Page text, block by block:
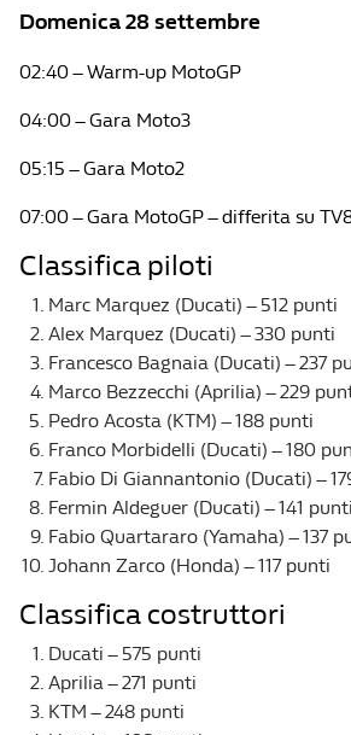
Domenica 28 settembre
02:40 – Warm-up MotoGP
04:00 – Gara Moto3
05:15 – Gara Moto2
07:00 – Gara MotoGP – differita su
Classifica piloti
Marc Marquez (Ducati) – 512 punti
Alex Marquez (Ducati) – 330 punti
Francesco Bagnaia (Ducati) – 237
Marco Bezzecchi (Aprilia) – 229
Pedro Acosta (KTM) – 188 punti
Franco Morbidelli (Ducati) – 180
Fabio Di Giannantonio (Ducati) –
Fermin Aldeguer (Ducati) – 141 punti
Fabio Quartararo (Yamaha) – 137
Johann Zarco (Honda) – 117 punti
Classifica costruttori
Ducati – 575 punti
Aprilia – 271 punti
KTM – 248 punti